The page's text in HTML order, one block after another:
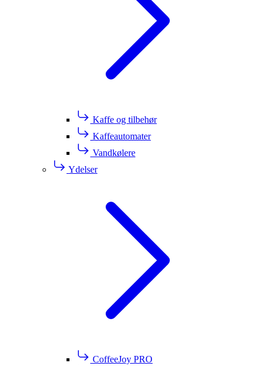
Kaffe og tilbehør
Kaffeautomater
Vandkølere
Ydelser
CoffeeJoy PRO